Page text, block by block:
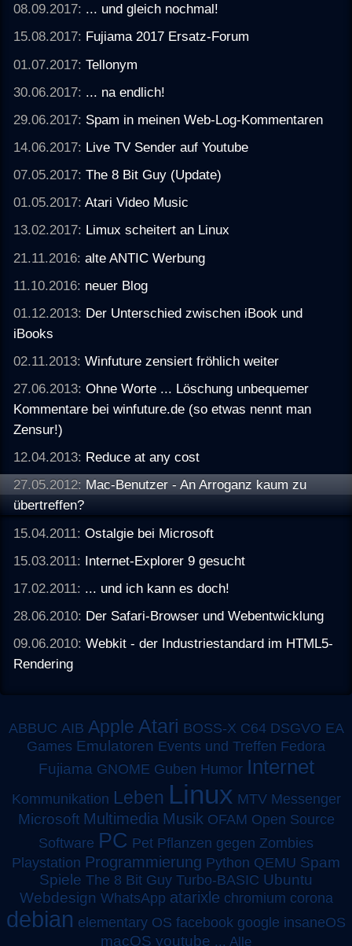
08.09.2017: ... und gleich nochmal!
15.08.2017: Fujiama 2017 Ersatz-Forum
01.07.2017:Tellonym
30.06.2017: ... na endlich!
29.06.2017: Spam in meinen Web-Log-Kommentaren
14.06.2017: Live TV Sender auf Youtube
07.05.2017:The 8 Bit Guy (Update)
01.05.2017:Atari Video Music
13.02.2017: Limux scheitert an Linux
21.11.2016:alte ANTIC Werbung
11.10.2016: neuer Blog
01.12.2013: Der Unterschied zwischen iBook und
iBooks
02.11.2013:Winfuture zensiert fröhlich weiter
27.06.2013:Ohne Worte ... Löschung unbequemer
Kommentare bei winfuture.de (so etwas nennt man
Zensur!)
12.04.2013: Reduce at any cost
27.05.2012: Mac-Benutzer - An Arroganz kaum zu
übertreffen?
15.04.2011:Ostalgie bei Microsoft
15.03.2011: Internet-Explorer 9 gesucht
17.02.2011: ... und ich kann es doch!
28.06.2010: Der Safari-Browser und Webentwicklung
09.06.2010:Webkit - der Industriestandard im HTML5-
Rendering
ABBUC AIB Apple Atari BOSS-X C64 DSGVO EA
Games Emulatoren Events und Treffen Fedora
Fujiama GNOME Guben Humor Internet
Kommunikation Leben Linux MTV Messenger
Microsoft Multimedia Musik OFAM Open Source
Software PC Pet Pflanzen gegen Zombies
Playstation Programmierung Python QEMU Spam
Spiele The 8 Bit Guy Turbo-BASIC Ubuntu
Webdesign WhatsApp atarixle chromium corona
debian elementary OS facebook google insaneOS
macOS youtube ... Alle